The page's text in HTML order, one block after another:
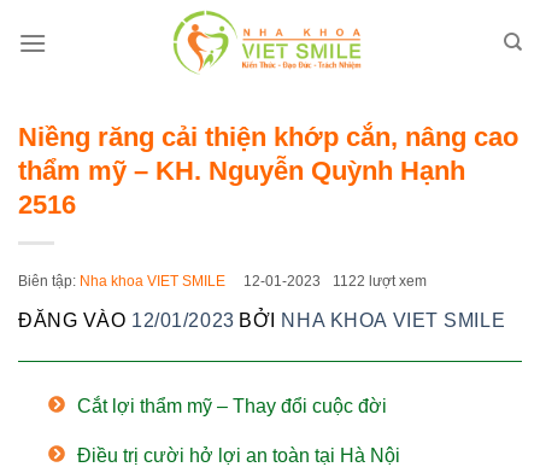
qua
Niềng răng cải thiện khớp cắn, nâng cao
thẩm mỹ – KH. Nguyễn Quỳnh Hạnh
2516
Biên tập: Nha khoa VIET SMILE 12-01-2023 1122 lượt xem
ĐĂNG VÀO 12/01/2023 BỞI NHA KHOA VIET SMILE
Cắt lợi thẩm mỹ – Thay đổi cuộc đời
Điều trị cười hở lợi an toàn tại Hà Nội